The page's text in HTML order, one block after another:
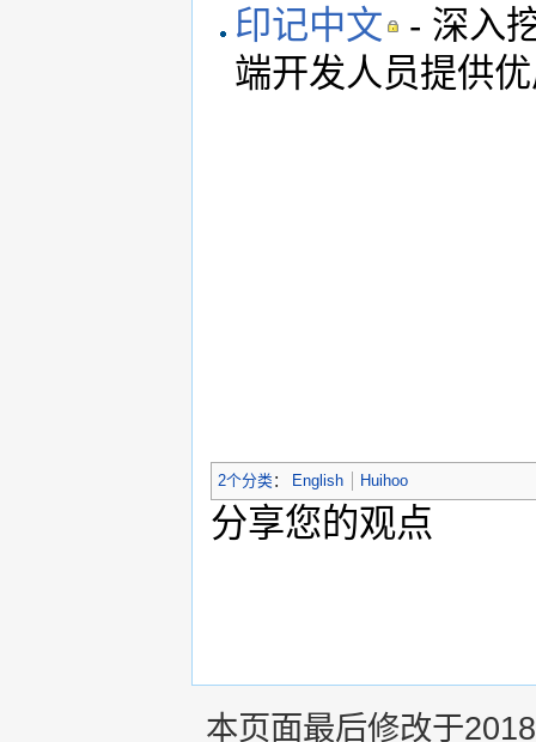
印记中文
- 深入
端开发人员提供
2个分类 ： English Huihoo
分享您的观点